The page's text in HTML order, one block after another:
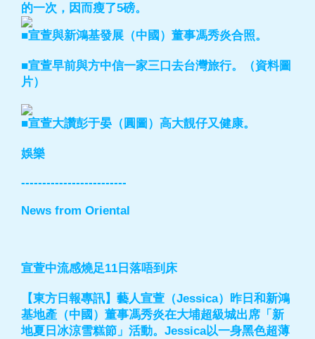
的一次，因而瘦了5磅。
■宣萱與新鴻基發展（中國）董事馮秀炎合照。
■宣萱早前與方中信一家三口去台灣旅行。（資料圖
片）
■宣萱大讚彭于晏（圓圖）高大靚仔又健康。
娛樂
-------------------------
News from Oriental
宣萱中流感燒足11日落唔到床
【東方日報專訊】藝人宣萱（Jessica）昨日和新鴻
基地產（中國）董事馮秀炎在大埔超級城出席「新
地夏日冰涼雪糕節」活動。Jessica以一身黑色超薄